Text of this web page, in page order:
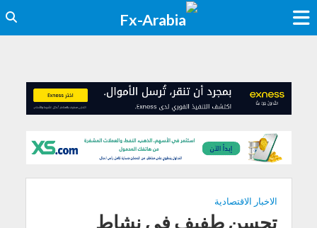
الاخبار الاقتصادية
تحسن طفيف في نشاط